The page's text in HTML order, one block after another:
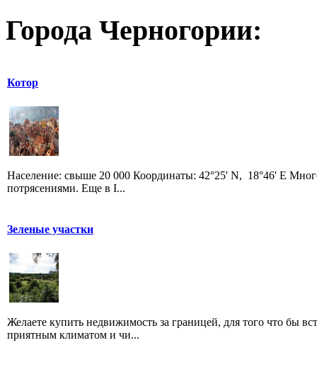
Города Черногории:
Котор
Население: свыше 20 000 Координаты: 42°25' N, 18°46' E
потрясениями. Еще в I...
Зеленые участки
Желаете купить недвижимость за границей, для того что бы
приятным климатом и чи...